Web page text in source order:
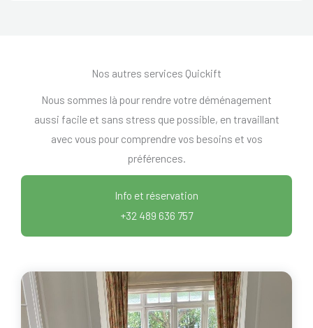
Nos autres services Quickift
Nous sommes là pour rendre votre déménagement
aussi facile et sans stress que possible, en travaillant
avec vous pour comprendre vos besoins et vos
préférences.
Info et réservation
+32 489 636 757